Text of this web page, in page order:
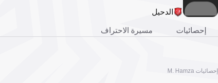
الدحيل
إحصائيات مسيرة الاحتراف
إحصائيات M. Hamza